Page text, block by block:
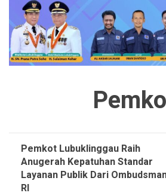
Pemkot Lubuklinggau Raih
Anugerah Kepatuhan Standar
Layanan Publik Dari
RI